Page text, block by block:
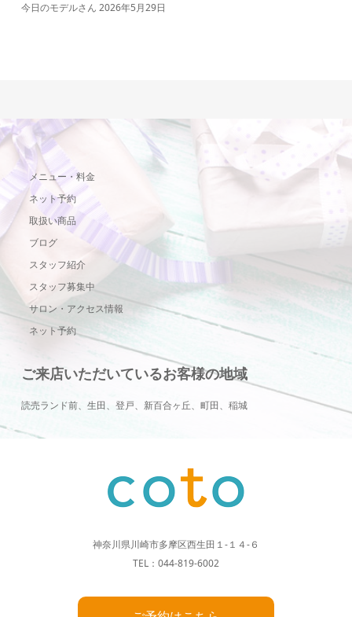
今日のモデルさん 2026年5月29日
メニュー・料金
ネット予約
取扱い商品
ブログ
スタッフ紹介
スタッフ募集中
サロン・アクセス情報
ネット予約
ご来店いただいているお客様の地域
読売ランド前、生田、登戸、新百合ヶ丘、町田、稲城
神奈川県川崎市多摩区西生田１-１４-６
TEL：044-819-6002